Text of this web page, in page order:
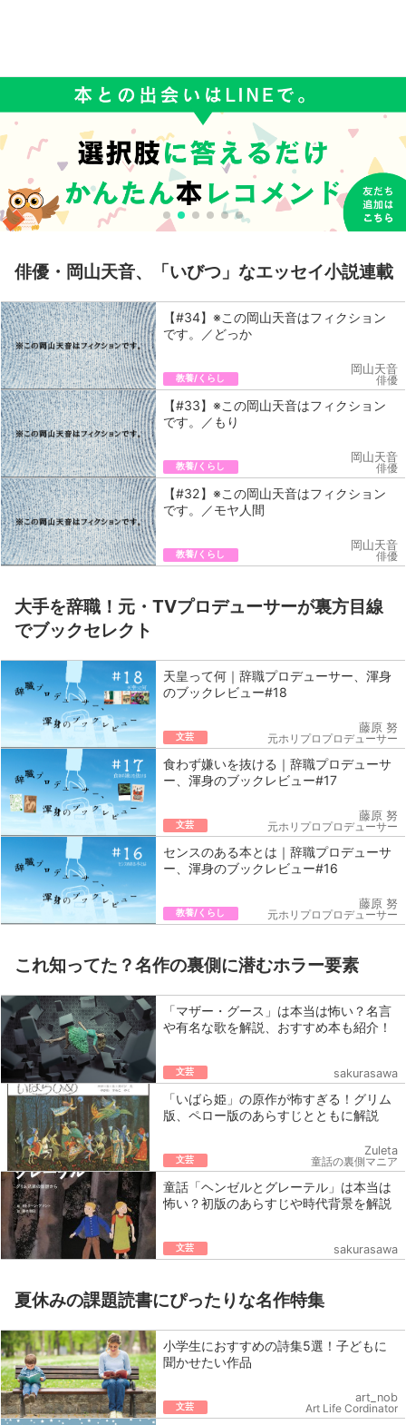
俳優・岡山天音、「いびつ」なエッセイ小説連載
【#34】※この岡山天音はフィクション
です。／どっか
教養/くらし
岡山天音
俳優
【#33】※この岡山天音はフィクション
です。／もり
教養/くらし
岡山天音
俳優
【#32】※この岡山天音はフィクション
です。／モヤ人間
教養/くらし
岡山天音
俳優
大手を辞職！元・TVプロデューサーが裏方目線
でブックセレクト
天皇って何｜辞職プロデューサー、渾身
のブックレビュー#18
文芸
藤原 努
元ホリプロプロデューサー
食わず嫌いを抜ける｜辞職プロデューサ
ー、渾身のブックレビュー#17
文芸
藤原 努
元ホリプロプロデューサー
センスのある本とは｜辞職プロデューサ
ー、渾身のブックレビュー#16
教養/くらし
藤原 努
元ホリプロプロデューサー
これ知ってた？名作の裏側に潜むホラー要素
「マザー・グース」は本当は怖い？名言
や有名な歌を解説、おすすめ本も紹介！
文芸 sakurasawa
「いばら姫」の原作が怖すぎる！グリム
版、ペロー版のあらすじとともに解説
文芸
Zuleta
童話の裏側マニア
童話「ヘンゼルとグレーテル」は本当は
怖い？初版のあらすじや時代背景を解説
文芸 sakurasawa
夏休みの課題読書にぴったりな名作特集
小学生におすすめの詩集5選！子どもに
聞かせたい作品
文芸
art_nob
Art Life Cordinator